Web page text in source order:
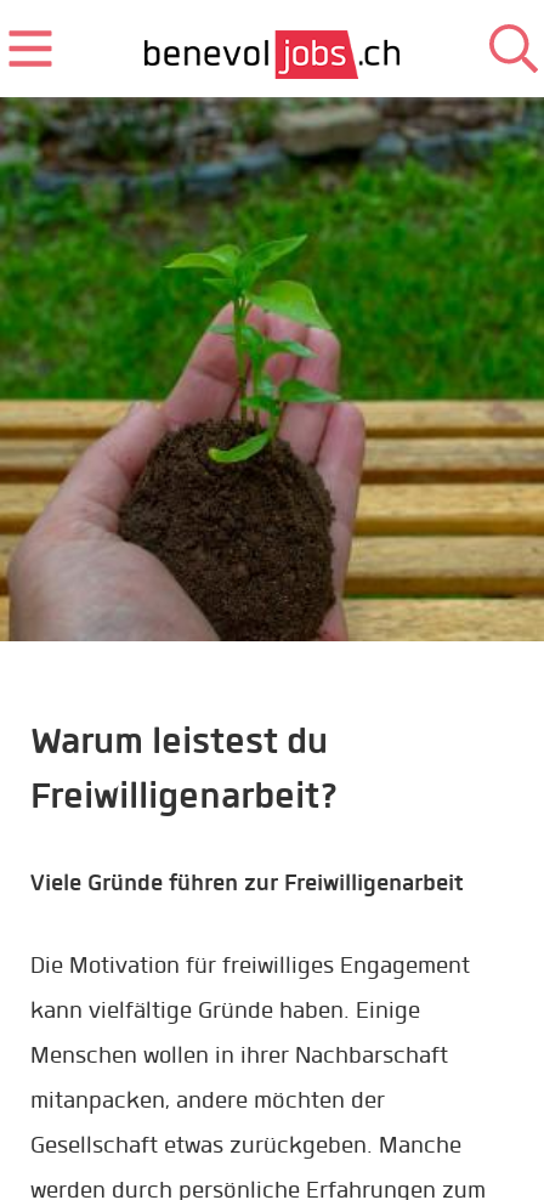
Warum leistest du
Freiwilligenarbeit?
Viele Gründe führen zur Freiwilligenarbeit
Die Motivation für freiwilliges Engagement
kann vielfältige Gründe haben. Einige
Menschen wollen in ihrer Nachbarschaft
mitanpacken, andere möchten der
Gesellschaft etwas zurückgeben. Manche
werden durch persönliche Erfahrungen zum